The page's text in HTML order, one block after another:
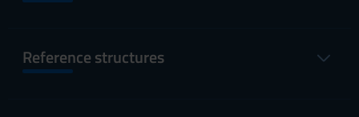
Reference structures